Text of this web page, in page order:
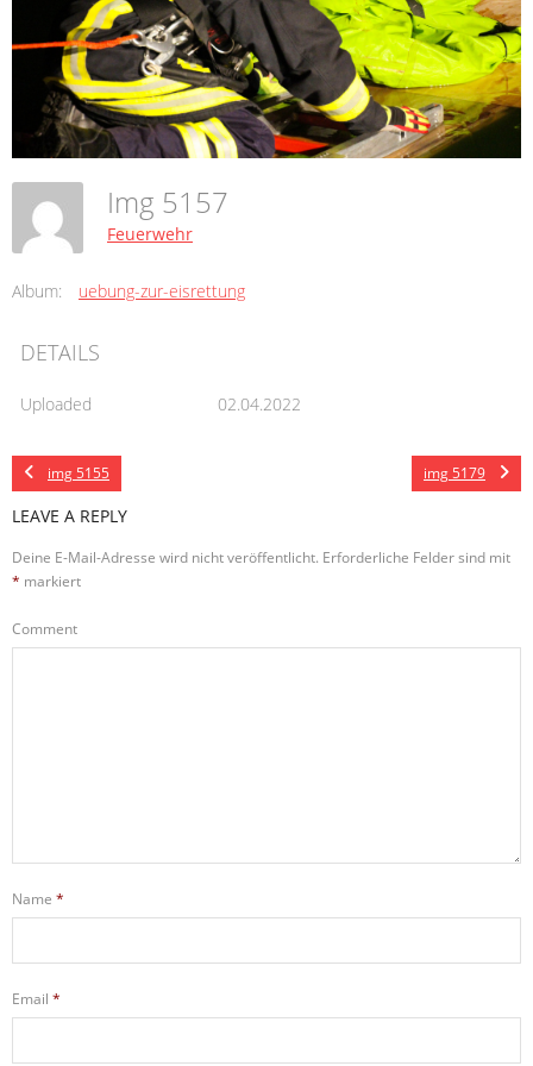
Img 5157
Feuerwehr
Album: uebung-zur-eisrettung
DETAILS
Uploaded 02.04.2022
img 5155 img 5179
LEAVE A REPLY
Deine E-Mail-Adresse wird nicht veröffentlicht. Erforderliche Felder sind mit
* markiert
Comment
Name *
Email *